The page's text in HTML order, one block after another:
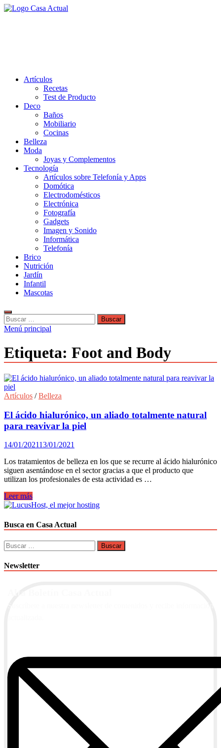
Saltar
Artículos
Recetas
Test de Producto
Deco
Baños
Mobiliario
Cocinas
Belleza
Moda
Joyas y Complementos
Tecnología
Artículos sobre Telefonía y Apps
Domótica
Electrodomésticos
Electrónica
Fotografía
Gadgets
Imagen y Sonido
Informática
Telefonía
Brico
Nutrición
Jardín
Infantil
Mascotas
Buscar:
Menú principal
Etiqueta: Foot and Body
Artículos /Belleza
El ácido hialurónico, un aliado totalmente natural
para reavivar la piel
14/01/202113/01/2021
Los tratamientos de belleza en los que se recurre al ácido hialurónico
siguen asentándose en el sector gracias a que el producto que
utilizan los profesionales de esta actividad es …
El
ácido
un
aliado
totalmente
natural
reavivar
Leer más
Busca en Casa Actual
Buscar:
Newsletter